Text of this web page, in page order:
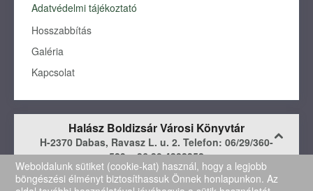
Adatvédelmi tájékoztató
Hosszabbítás
Galéria
Kapcsolat
Halász Boldizsár Városi Könyvtár
H-2370 Dabas, Ravasz L. u. 2. Telefon: 06/29/360-
529, +36 30 4382352
e-mail:dabasikonyvtar@gmail.com
Weboldalunk sütiket (cookie-kat) használ, hogy a legjobb
böngészési élményt biztosíthassuk Önnek honlapunkon. Az